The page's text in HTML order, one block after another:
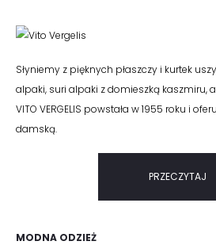
Słyniemy z pięknych płaszczy i kurtek
alpaki, suri alpaki z domieszką kaszmiru,
VITO VERGELIS powstała w 1955 roku i
damską.
PRZECZYTAJ
MODNA ODZIEŻ